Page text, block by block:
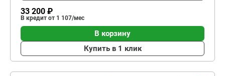
33 200 ₽
В кредит от 1 107/мес
В корзину
Купить в 1 клик